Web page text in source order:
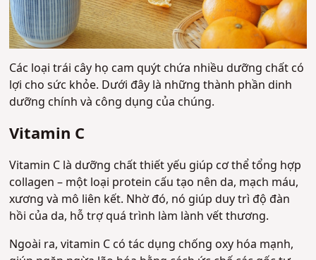
Các loại trái cây họ cam quýt chứa nhiều dưỡng chất có
lợi cho sức khỏe. Dưới đây là những thành phần dinh
dưỡng chính và công dụng của chúng.
Vitamin C
Vitamin C là dưỡng chất thiết yếu giúp cơ thể tổng hợp
collagen – một loại protein cấu tạo nên da, mạch máu,
xương và mô liên kết. Nhờ đó, nó giúp duy trì độ đàn
hồi của da, hỗ trợ quá trình làm lành vết thương.
Ngoài ra, vitamin C có tác dụng chống oxy hóa mạnh,